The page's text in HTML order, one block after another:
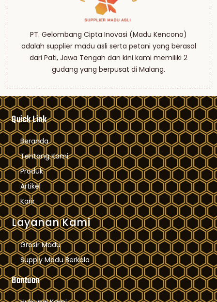
PT. Gelombang Cipta Inovasi (Madu Kencono)
adalah supplier madu asli serta petani yang berasal
dari Pati, Jawa Tengah dan kini kami memiliki 2
gudang yang berpusat di Malang.
Quick Link
Beranda
Tentang Kami
Produk
Artikel
Karir
Layanan Kami
Grosir Madu
Supply Madu Berkala
Bantuan